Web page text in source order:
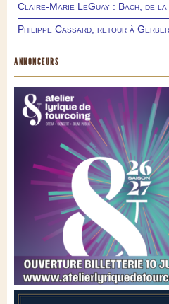
Claire-Marie LeGuay : Bach, de
Philippe Cassard, retour à
ANNONCEURS